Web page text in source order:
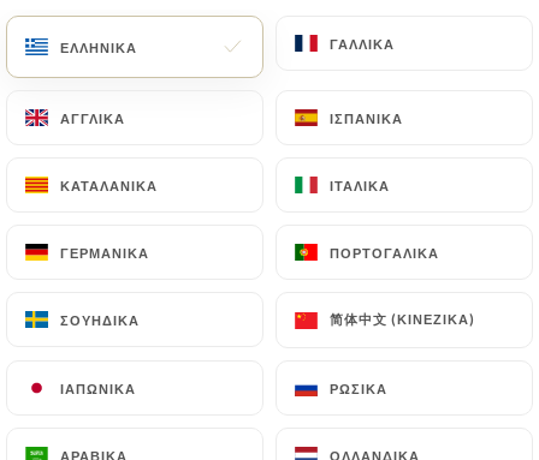
ΕΛΛΗΝΙΚΆ ΓΑΛΛΙΚΆ
ΑΓΓΛΙΚΆ ΙΣΠΑΝΙΚΆ
ΚΑΤΑΛΑΝΙΚΆ ΙΤΑΛΙΚΆ
ΓΕΡΜΑΝΙΚΆ ΠΟΡΤΟΓΑΛΙΚΆ
ΣΟΥΗΔΙΚΆ 简体中文 (ΚΙΝΈΖΙΚΑ)
ΙΑΠΩΝΙΚΆ ΡΩΣΙΚΆ
ΑΡΑΒΙΚΆ ΟΛΛΑΝΔΙΚΆ
ΕΛΛΗΝΙΚΆ ΓΑΛΛΙΚΆ
ΑΓΓΛΙΚΆ ΙΣΠΑΝΙΚΆ
ΚΑΤΑΛΑΝΙΚΆ ΙΤΑΛΙΚΆ
ΓΕΡΜΑΝΙΚΆ ΠΟΡΤΟΓΑΛΙΚΆ
ΣΟΥΗΔΙΚΆ 简体中文 (ΚΙΝΈΖΙΚΑ)
ΙΑΠΩΝΙΚΆ ΡΩΣΙΚΆ
ΑΡΑΒΙΚΆ ΟΛΛΑΝΔΙΚΆ